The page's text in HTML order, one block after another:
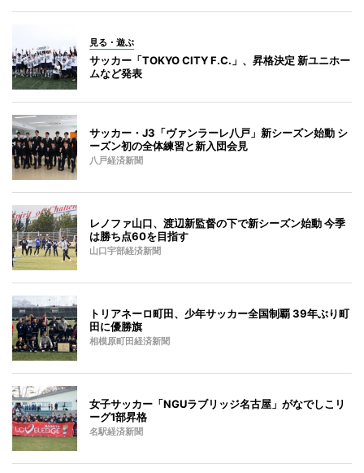
見る・遊ぶ
サッカー「TOKYO CITY F.C.」、昇格決定 新ユニホー
ムなど発表
サッカー・J3「ヴァンラーレ八戸」新シーズン始動 シ
ーズン初の全体練習と新入団会見
八戸経済新聞
レノファ山口、渡辺新監督の下で新シーズン始動 今季
は勝ち点60を目指す
山口宇部経済新聞
トリアネーロ町田、少年サッカー全国制覇 39年ぶり町
田に優勝旗
相模原町田経済新聞
女子サッカー「NGUラブリッジ名古屋」がなでしこリ
ーグ1部昇格
名駅経済新聞